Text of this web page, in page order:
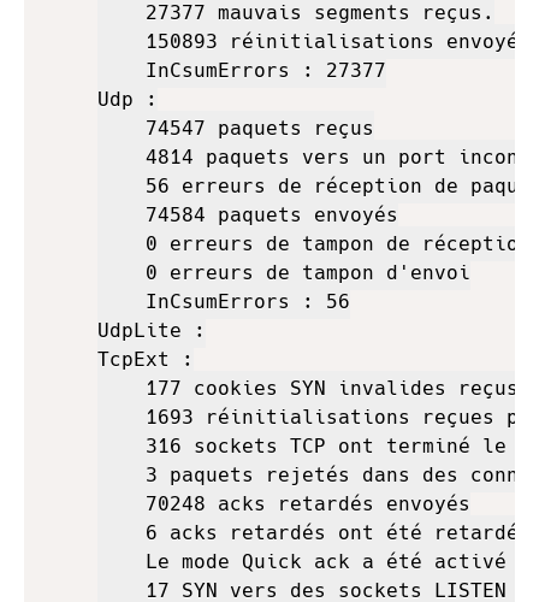
    27377 mauvais segments reçus.
150893 réinitialisations
    InCsumErrors : 27377
Udp :
    74547 paquets reçus
4814 paquets vers un port
56 erreurs de réception de
    74584 paquets envoyés
    0 erreurs de tampon de réception
    0 erreurs de tampon d'envoi
    InCsumErrors : 56
UdpLite :
TcpExt :
    177 cookies SYN invalides reçus
1693 réinitialisations reçues
316 sockets TCP ont terminé le
3 paquets rejetés dans des
    70248 acks retardés envoyés
6 acks retardés ont été
Le mode Quick ack a été activé
17 SYN vers des sockets LISTEN